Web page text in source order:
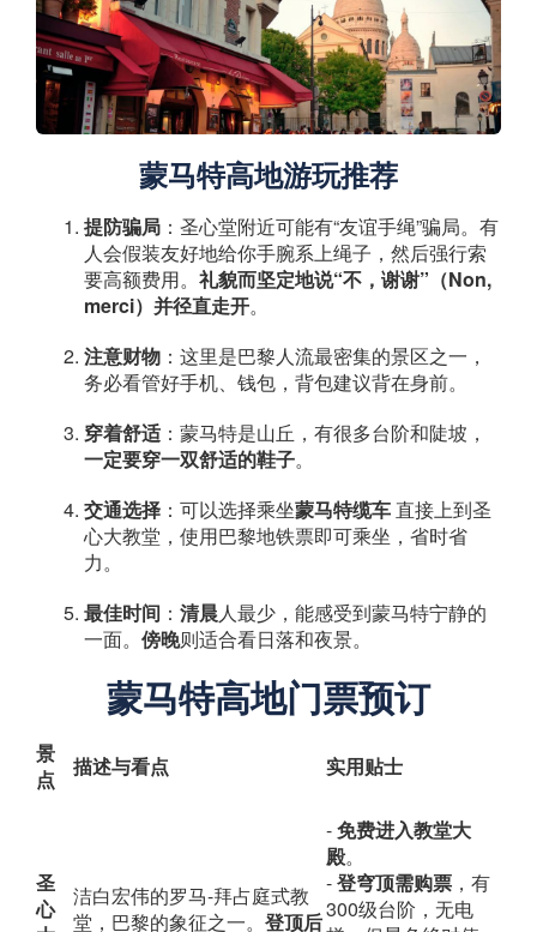
蒙马特高地游玩推荐
提防骗局 ：圣心堂附近可能有“友谊手绳”骗局。有
人会假装友好地给你手腕系上绳子，然后强行索
要高额费用。 礼貌而坚定地说“不，谢谢”（Non,
merci）并径直走开。
注意财物 ：这里是巴黎人流最密集的景区之一，
务必看管好手机、钱包，背包建议背在身前。
穿着舒适 ：蒙马特是山丘，有很多台阶和陡坡，
一定要穿一双舒适的鞋子。
交通选择 ：可以选择乘坐蒙马特缆车​ 直接上到圣
心大教堂，使用巴黎地铁票即可乘坐，省时省
力。
最佳时间 ： 清晨人最少，能感受到蒙马特宁静的
一面。 傍晚则适合看日落和夜景。
蒙马特高地门票预订
景
点
描述与看点 实用贴士
圣
心
洁白宏伟的罗马-拜占庭式教
堂，巴黎的象征之一。 登顶后
-免费进入教堂大
殿。
-登穹顶需购票 ，有
300级台阶，无电